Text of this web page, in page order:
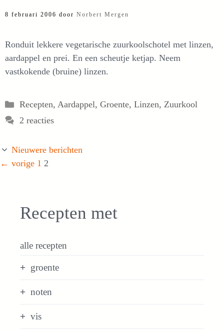
8 februari 2006 door Norbert Mergen
Ronduit lekkere vegetarische zuurkoolschotel met linzen,
aardappel en prei. En een scheutje ketjap. Neem
vastkokende (bruine) linzen.
Categorieën
Recepten, Aardappel, Groente, Linzen, Zuurkool
2 reacties
Nieuwere berichten
← vorige Pagina
1 Pagina
2
Recepten met
alle recepten
groente
noten
vis